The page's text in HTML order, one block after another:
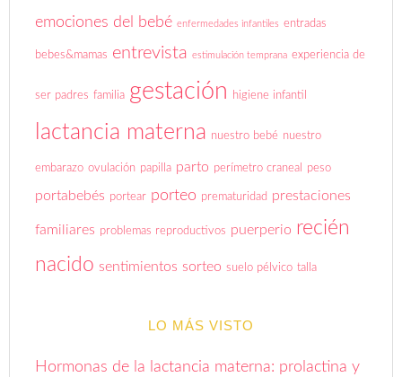
emociones del bebé enfermedades infantiles entradas
bebes&mamas entrevista estimulación temprana experiencia de
ser padres familia gestación higiene infantil
lactancia materna nuestro bebé nuestro
embarazo ovulación papilla parto perímetro craneal peso
portabebés portear porteo prematuridad prestaciones
familiares problemas reproductivos puerperio recién
nacido sentimientos sorteo suelo pélvico talla
LO MÁS VISTO
Hormonas de la lactancia materna: prolactina y